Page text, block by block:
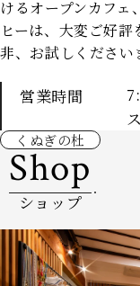
けるオープンカフェ、
ヒーは、大変ご好
非、お試しください
営業時間
くぬぎの杜
Shop
ショップ